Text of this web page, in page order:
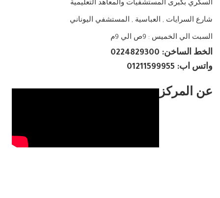
السكري بكبرى المستشفيات والمعاهد التعليمية
شارع السرايات , العباسية , المستشفي اليوناني
السبت الي الخميس : 9ص الي 9م
الخط الساخن: 0224829300
واتس اب: 01211599955
عن المركز